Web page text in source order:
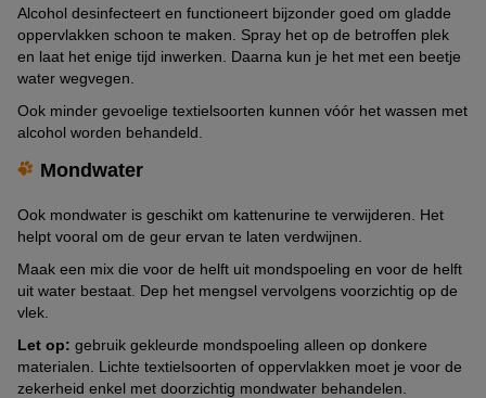
Alcohol desinfecteert en functioneert bijzonder goed om gladde
oppervlakken schoon te maken. Spray het op de betroffen plek
en laat het enige tijd inwerken. Daarna kun je het met een beetje
water wegvegen.
Ook minder gevoelige textielsoorten kunnen vóór het wassen met
alcohol worden behandeld.
Mondwater
Ook mondwater is geschikt om kattenurine te verwijderen. Het
helpt vooral om de geur ervan te laten verdwijnen.
Maak een mix die voor de helft uit mondspoeling en voor de helft
uit water bestaat. Dep het mengsel vervolgens voorzichtig op de
vlek.
Let op: gebruik gekleurde mondspoeling alleen op donkere
materialen. Lichte textielsoorten of oppervlakken moet je voor de
zekerheid enkel met doorzichtig mondwater behandelen.